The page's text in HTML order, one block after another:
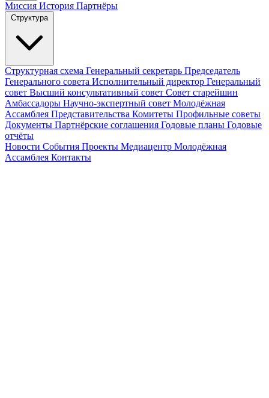
Миссия История Партнёры
Структура
Структурная схема Генеральный секретарь Председатель
Генерального совета Исполнительный директор Генеральный
совет Высший консультативный совет Совет старейшин
Амбассадоры Научно-экспертный совет Молодёжная
Ассамблея Представительства Комитеты Профильные советы
Документы Партнёрские соглашения Годовые планы Годовые
отчёты
Новости События Проекты Медиацентр Молодёжная
Ассамблея Контакты